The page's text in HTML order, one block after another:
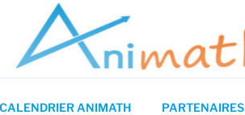
CALENDRIER ANIMATH PARTENAIRES